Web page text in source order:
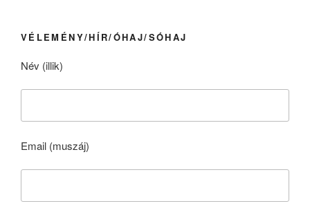
VÉLEMÉNY/HÍR/ÓHAJ/SÓHAJ
Név (illik)
Email (muszáj)